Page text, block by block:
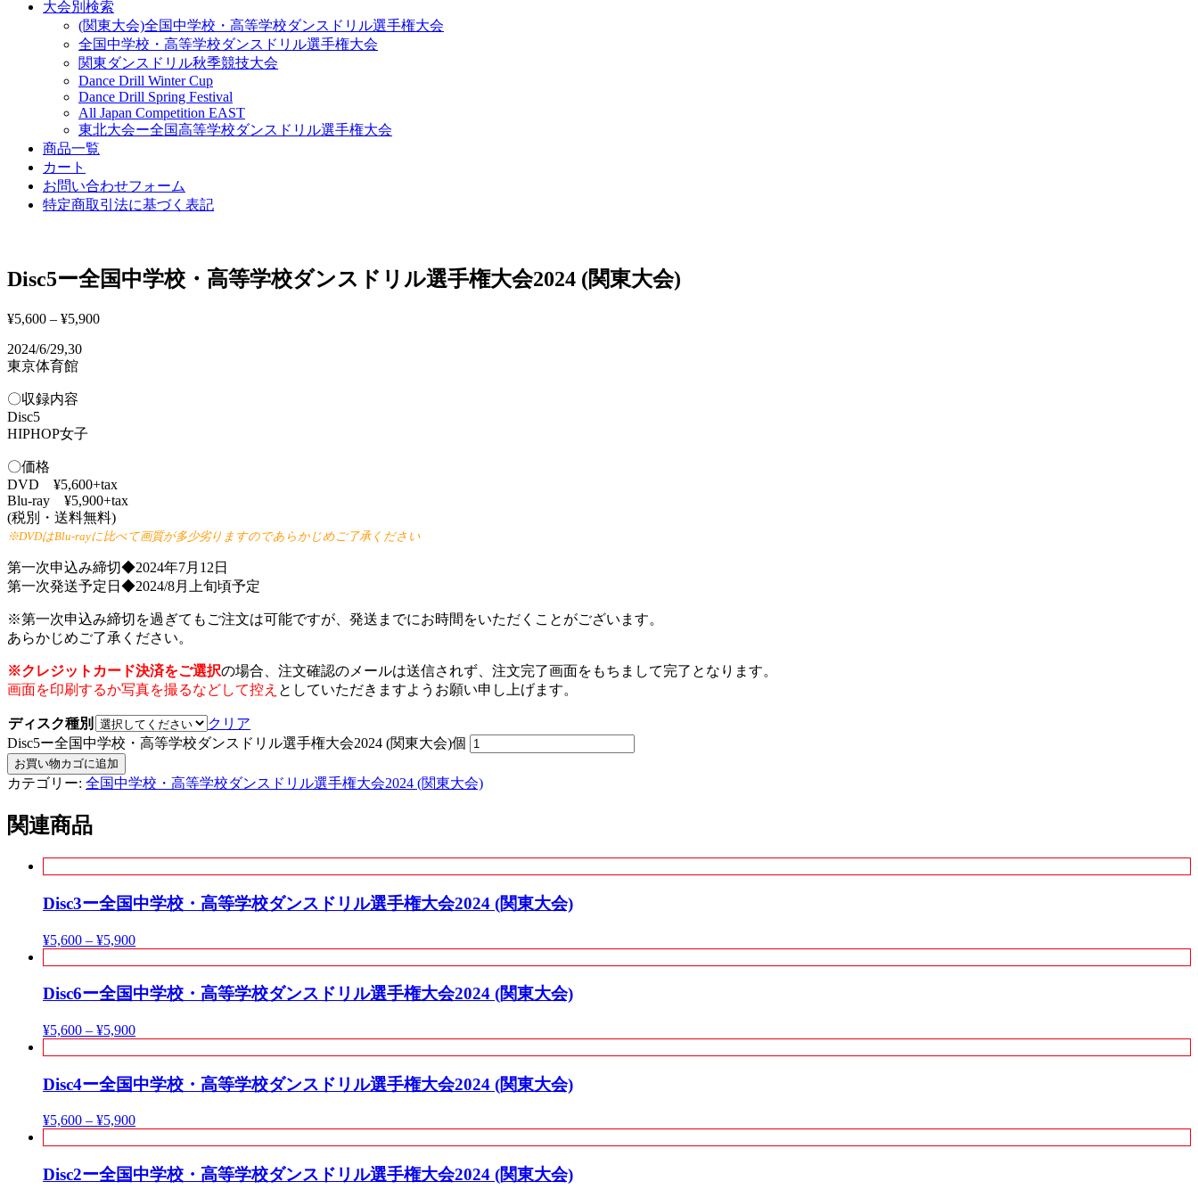
大会別検索
(関東大会)全国中学校・高等学校ダンスドリル選手権大会
全国中学校・高等学校ダンスドリル選手権大会
関東ダンスドリル秋季競技大会
Dance Drill Winter Cup
Dance Drill Spring Festival
All Japan Competition EAST
東北大会ー全国高等学校ダンスドリル選手権大会
商品一覧
カート
お問い合わせフォーム
特定商取引法に基づく表記
Disc5ー全国中学校・高等学校ダンスドリル選手権大会2024 (関東大会)
¥5,600 – ¥5,900
2024/6/29,30
東京体育館
〇収録内容
Disc5
HIPHOP女子
〇価格
DVD ¥5,600+tax
Blu-ray ¥5,900+tax
(税別・送料無料)
※DVDはBlu-rayに比べて画質が多少劣りますのであらかじめご了承ください
第一次申込み締切◆2024年7月12日
第一次発送予定日◆2024/8月上旬頃予定
※第一次申込み締切を過ぎてもご注文は可能ですが、発送までにお時間をいただくことがございます。
あらかじめご了承ください。
※クレジットカード決済をご選択の場合、注文確認のメールは送信されず、注文完了画面をもちまして完了となります。
画面を印刷するか写真を撮るなどして控え としていただきますようお願い申し上げます。
ディスク種別
クリア
Disc5ー全国中学校・高等学校ダンスドリル選手権大会2024 (関東大会)個
お買い物カゴに追加
カテゴリー: 全国中学校・高等学校ダンスドリル選手権大会2024 (関東大会)
関連商品
Disc3ー全国中学校・高等学校ダンスドリル選手権大会2024 (関東大会)
¥5,600 – ¥5,900
Disc6ー全国中学校・高等学校ダンスドリル選手権大会2024 (関東大会)
¥5,600 – ¥5,900
Disc4ー全国中学校・高等学校ダンスドリル選手権大会2024 (関東大会)
¥5,600 – ¥5,900
Disc2ー全国中学校・高等学校ダンスドリル選手権大会2024 (関東大会)